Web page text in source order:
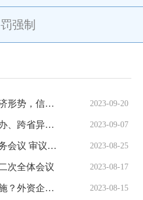
强制
四部门集中回应中国经济形势，信息量很大！ 2023-09-20
关于社会保险、医保经办、跨省异地就医……五问五答你关心的问题！ 2023-09-07
李强主持召开国务院常务会议 审议通过《医药工业高质量发展行动计划（2023－2025年）》等 2023-08-25
次全体会议 2023-08-17
吸引外资将采取哪些措施？外资企业如有疑问在哪反映？权威回应 2023-08-15